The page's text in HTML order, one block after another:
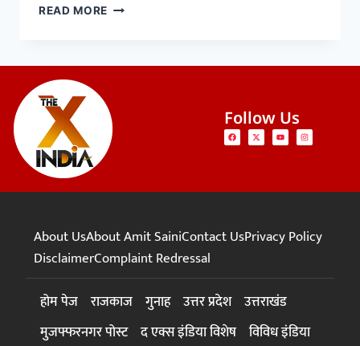
READ MORE
Follow Us
About UsAbout Amit SainiContact UsPrivacy Policy
DisclaimerComplaint Redressal
होम पेज राजकाज गुनाह उत्तर प्रदेश उत्तराखंड
मुजफ्फरनगर पोस्ट द एक्स इंडिया विशेष विविध इंडिया